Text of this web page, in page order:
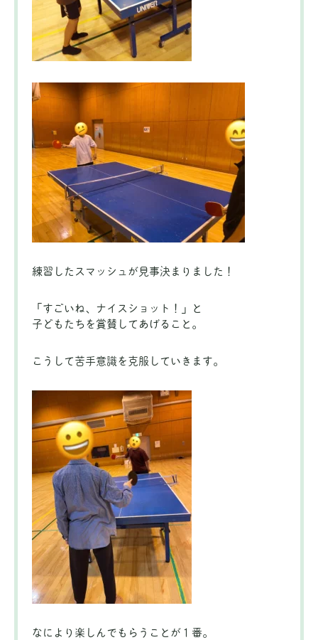
練習したスマッシュが見事決まりました！
「すごいね、ナイスショット！」と
子どもたちを賞賛してあげること。
こうして苦手意識を克服していきます。
なにより楽しんでもらうことが１番。